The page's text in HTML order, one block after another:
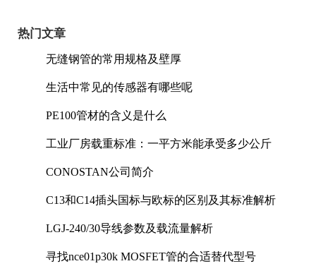
热门文章
无缝钢管的常用规格及壁厚
生活中常见的传感器有哪些呢
PE100管材的含义是什么
工业厂房载重标准：一平方米能承受多少公斤
CONOSTAN公司简介
C13和C14插头国标与欧标的区别及其标准解析
LGJ-240/30导线参数及载流量解析
寻找nce01p30k MOSFET管的合适替代型号